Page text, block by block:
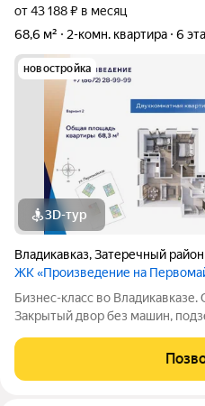
от 43 188 ₽ в месяц
68,6 м²
2-комн. квартира 6
новостройка
3D-тур
Владикавказ,Затеречный район
ЖК «Произведение на
Бизнес-класс во
Закрытый двор без машин,
сервис 24/7. Надежный актив:
свободная планировка. Устали